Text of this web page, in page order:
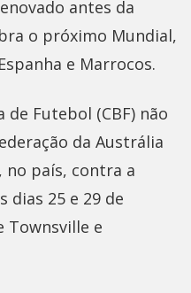
antes da
o próximo Mundial,
e Marrocos.
de Futebol (CBF) não
da Austrália
no país, contra a
dias 25 e 29 de
Townsville e